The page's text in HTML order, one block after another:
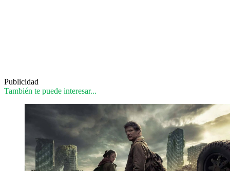
Publicidad
También te puede interesar...